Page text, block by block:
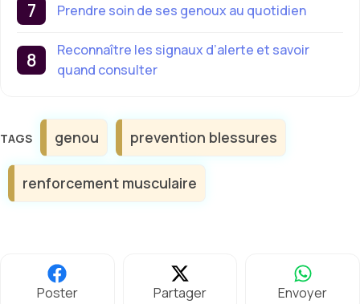
Prendre soin de ses genoux au quotidien
Reconnaître les signaux d’alerte et savoir
quand consulter
Étiquettes
genou prevention blessures
renforcement musculaire
Poster Partager Envoyer